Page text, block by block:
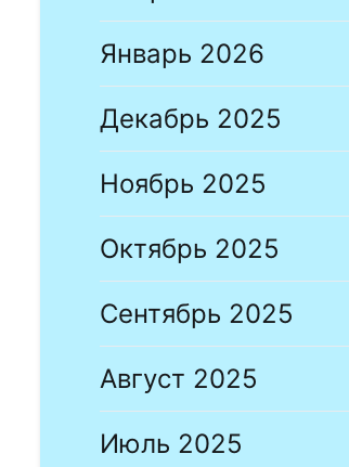
Январь 2026
Декабрь 2025
Ноябрь 2025
Октябрь 2025
Сентябрь 2025
Август 2025
Июль 2025